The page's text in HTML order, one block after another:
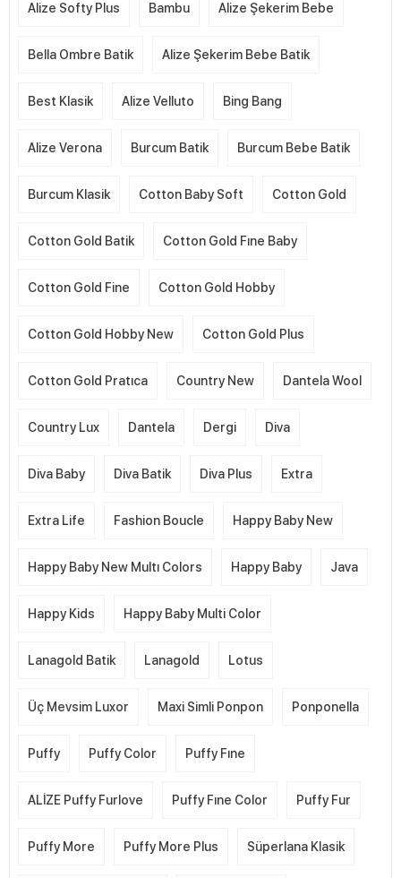
Alize Softy Plus Bambu Alize Şekerim Bebe
Bella Ombre Batik Alize Şekerim Bebe Batik
Best Klasik Alize Velluto Bing Bang
Alize Verona Burcum Batik Burcum Bebe Batik
Burcum Klasik Cotton Baby Soft Cotton Gold
Cotton Gold Batik Cotton Gold Fıne Baby
Cotton Gold Fine Cotton Gold Hobby
Cotton Gold Hobby New Cotton Gold Plus
Cotton Gold Pratıca Country New Dantela Wool
Country Lux Dantela Dergi Diva
Diva Baby Diva Batik Diva Plus Extra
Extra Life Fashion Boucle Happy Baby New
Happy Baby New Multı Colors Happy Baby Java
Happy Kids Happy Baby Multi Color
Lanagold Batik Lanagold Lotus
Üç Mevsim Luxor Maxi Simli Ponpon Ponponella
Puffy Puffy Color Puffy Fıne
ALİZE Puffy Furlove Puffy Fıne Color Puffy Fur
Puffy More Puffy More Plus Süperlana Klasik